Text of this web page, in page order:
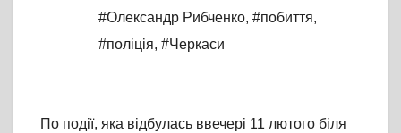
#Олександр Рибченко, #побиття,
#поліція, #Черкаси
По події, яка відбулась ввечері 11 лютого біля